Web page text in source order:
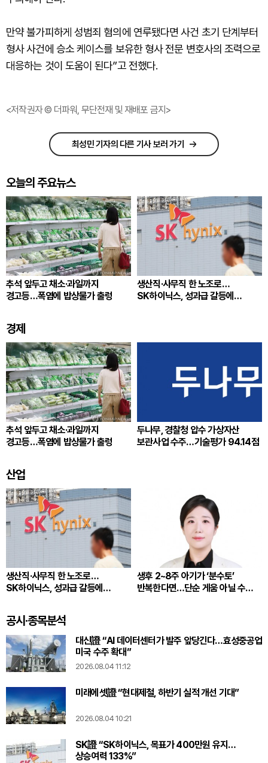
만약 불가피하게 성범죄 혐의에 연루됐다면 사건 초기 단계부터
형사 사건에 승소 케이스를 보유한 형사 전문 변호사의 조력으로
대응하는 것이 도움이 된다”고 전했다.
<저작권자 © 더파워, 무단전재 및 재배포 금지>
최성민 기자의 다른 기사 보러 가기
오늘의 주요뉴스
추석 앞두고 채소·과일까지
경고등…폭염에 밥상물가 출렁
생산직·사무직 한 노조로…
SK하이닉스, 성과급 갈등에
경제
추석 앞두고 채소·과일까지
경고등…폭염에 밥상물가 출렁
두나무, 경찰청 압수 가상자산
보관사업 수주…기술평가 94.14점
산업
생산직·사무직 한 노조로…
SK하이닉스, 성과급 갈등에
생후 2~8주 아기가 ‘분수토’
반복한다면…단순 게움 아닐 수
공시·종목분석
대신證 “AI 데이터센터가 발주 앞당긴다…효성중공업
미국 수주 확대”
2026.08.04 11:12
미래에셋證 “현대제철, 하반기 실적 개선 기대”
2026.08.04 10:21
SK證 “SK하이닉스, 목표가 400만원 유지…
상승여력 133%”